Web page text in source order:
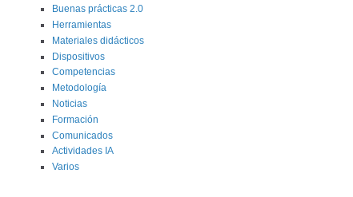
Buenas prácticas 2.0
Herramientas
Materiales didácticos
Dispositivos
Competencias
Metodología
Noticias
Formación
Comunicados
Actividades IA
Varios